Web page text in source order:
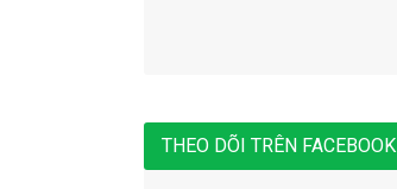
THEO DÕI TRÊN FACEBOOK